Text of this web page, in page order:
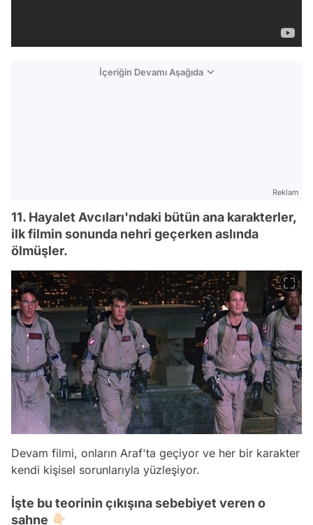
İçeriğin Devamı Aşağıda
Reklam
11. Hayalet Avcıları'ndaki bütün ana karakterler,
ilk filmin sonunda nehri geçerken aslında
ölmüşler.
Devam filmi, onların Araf'ta geçiyor ve her bir karakter
kendi kişisel sorunlarıyla yüzleşiyor.
İşte bu teorinin çıkışına sebebiyet veren o
sahne 👇🏻